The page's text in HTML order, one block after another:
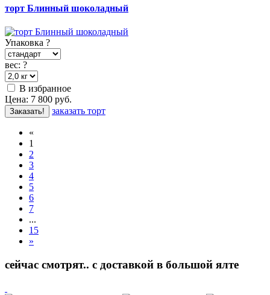
торт Блинный шоколадный
Упаковка ?
вес: ?
В избранное
Цена: 7 800 руб.
Заказать! заказать торт
«
1
2
3
4
5
6
7
...
15
»
сейчас смотрят.. с доставкой в большой ялте